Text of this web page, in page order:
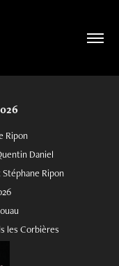
Ripon
Daniel
Ripon
les Corbières